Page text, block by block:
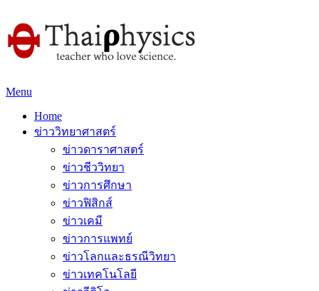
Menu
Home
ข่าววิทยาศาสตร์
ข่าวดาราศาสตร์
ข่าวชีววิทยา
ข่าวการศึกษา
ข่าวฟิสิกส์
ข่าวเคมี
ข่าวการแพทย์
ข่าวโลกและธรณีวิทยา
ข่าวเทคโนโลยี